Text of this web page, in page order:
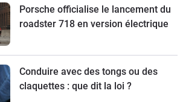
Porsche officialise le lancement du
roadster 718 en version électrique
Conduire avec des tongs ou des
claquettes : que dit la loi ?